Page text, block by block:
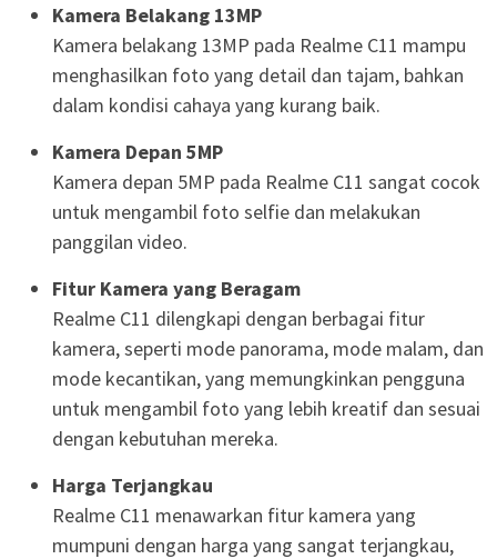
Kamera Belakang 13MP
Kamera belakang 13MP pada Realme C11 mampu
menghasilkan foto yang detail dan tajam, bahkan
dalam kondisi cahaya yang kurang baik.
Kamera Depan 5MP
Kamera depan 5MP pada Realme C11 sangat cocok
untuk mengambil foto selfie dan melakukan
panggilan video.
Fitur Kamera yang Beragam
Realme C11 dilengkapi dengan berbagai fitur
kamera, seperti mode panorama, mode malam, dan
mode kecantikan, yang memungkinkan pengguna
untuk mengambil foto yang lebih kreatif dan sesuai
dengan kebutuhan mereka.
Harga Terjangkau
Realme C11 menawarkan fitur kamera yang
mumpuni dengan harga yang sangat terjangkau,